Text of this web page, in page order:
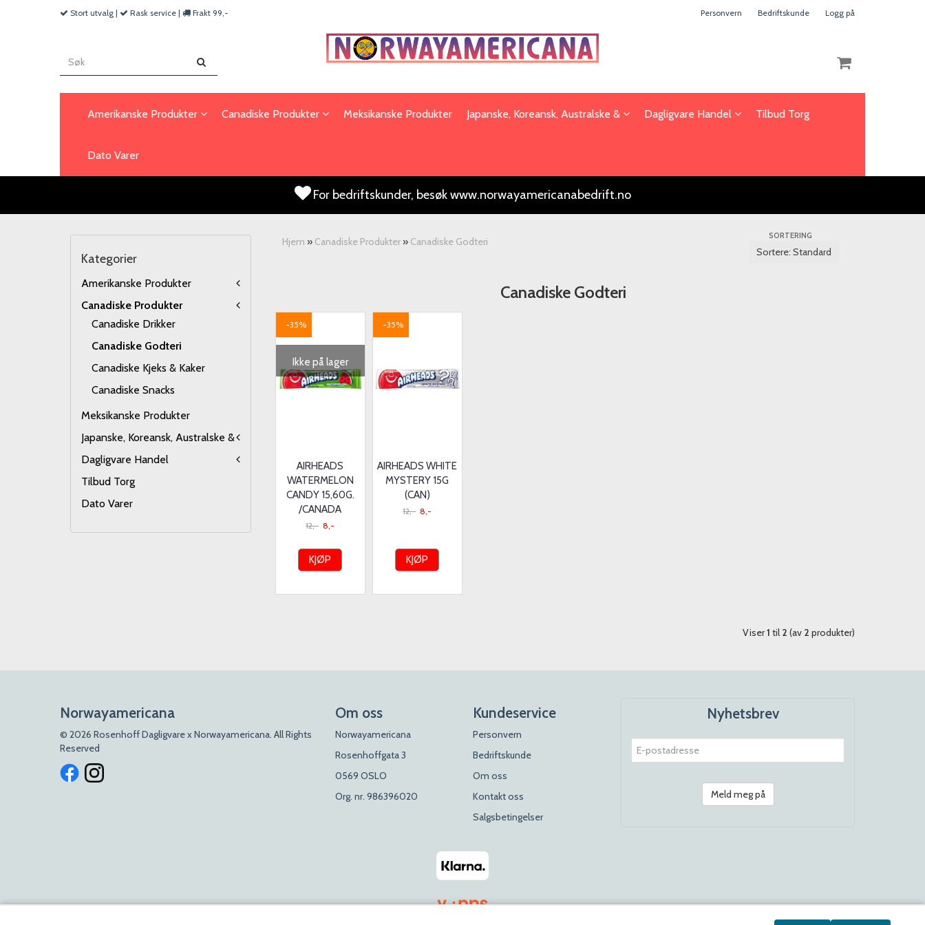
Stort utvalg | Rask service | Frakt 99,- Personvern Bedriftskunde Logg på
Amerikanske Produkter Canadiske Produkter Meksikanske Produkter Japanske, Koreansk, Australske & Dagligvare Handel Tilbud Torg
Dato Varer
For bedriftskunder, besøk www.norwayamericanabedrift.no
Kategorier
Amerikanske Produkter
Canadiske Produkter
Canadiske Drikker
Canadiske Godteri
Canadiske Kjeks & Kaker
Canadiske Snacks
Meksikanske Produkter
Japanske, Koreansk, Australske &
Dagligvare Handel
Tilbud Torg
Dato Varer
Hjem » Canadiske Produkter» Canadiske Godteri SORTERING
Canadiske Godteri
Ikke på lager
-35%
AIRHEADS
WATERMELON
CANDY 15,60G.
/CANADA
12,- 8,-
KJØP
-35%
AIRHEADS WHITE
MYSTERY 15G
(CAN)
12,- 8,-
KJØP
Viser1 til 2 (av 2 produkter)
Norwayamericana
© 2026 Rosenhoff Dagligvare x Norwayamericana. All Rights
Reserved
Om oss
Norwayamericana
Rosenhoffgata 3
0569 OSLO
Org. nr. 986396020
Kundeservice
Personvern
Bedriftskunde
Om oss
Kontakt oss
Salgsbetingelser
Nyhetsbrev
Meld meg på